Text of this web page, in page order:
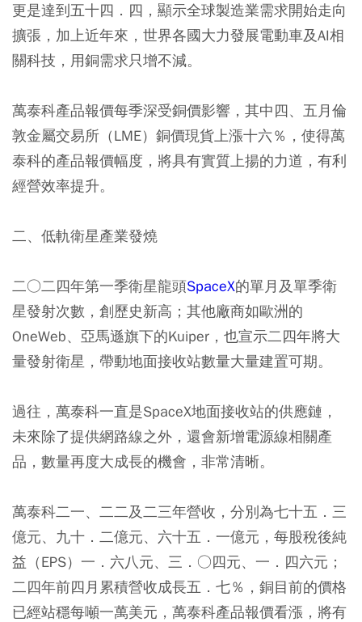
更是達到五十四．四，顯示全球製造業需求開始走向
擴張，加上近年來，世界各國大力發展電動車及AI相
關科技，用銅需求只增不減。
萬泰科產品報價每季深受銅價影響，其中四、五月倫
敦金屬交易所（LME）銅價現貨上漲十六％，使得萬
泰科的產品報價幅度，將具有實質上揚的力道，有利
經營效率提升。
二、低軌衛星產業發燒
二○二四年第一季衛星龍頭SpaceX的單月及單季衛
星發射次數，創歷史新高；其他廠商如歐洲的
OneWeb、亞馬遜旗下的Kuiper，也宣示二四年將大
量發射衛星，帶動地面接收站數量大量建置可期。
過往，萬泰科一直是SpaceX地面接收站的供應鏈，
未來除了提供網路線之外，還會新增電源線相關產
品，數量再度大成長的機會，非常清晰。
萬泰科二一、二二及二三年營收，分別為七十五．三
億元、九十．二億元、六十五．一億元，每股稅後純
益（EPS）一．六八元、三．○四元、一．四六元；
二四年前四月累積營收成長五．七％，銅目前的價格
已經站穩每噸一萬美元，萬泰科產品報價看漲，將有